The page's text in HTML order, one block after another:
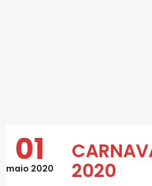
01
maio 2020 2020